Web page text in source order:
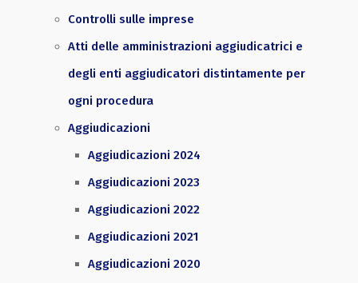
Controlli sulle imprese
Atti delle amministrazioni aggiudicatrici e
degli enti aggiudicatori distintamente per
ogni procedura
Aggiudicazioni
Aggiudicazioni 2024
Aggiudicazioni 2023
Aggiudicazioni 2022
Aggiudicazioni 2021
Aggiudicazioni 2020